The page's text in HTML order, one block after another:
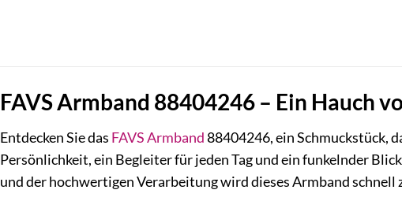
FAVS Armband 88404246 – Ein Hauch
Entdecken Sie das FAVSArmband88404246, ein Schmuckstück,
Persönlichkeit, ein Begleiter für jeden Tag und ein funkelnder
und der hochwertigen Verarbeitung wird dieses Armband schnell